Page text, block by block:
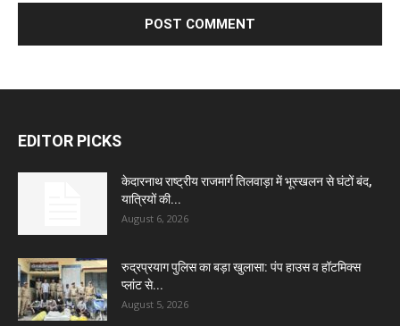
EDITOR PICKS
केदारनाथ राष्ट्रीय राजमार्ग तिलवाड़ा में भूस्खलन से घंटों बंद,
यात्रियों की...
August 6, 2026
रुद्रप्रयाग पुलिस का बड़ा खुलासा: पंप हाउस व हॉटमिक्स
प्लांट से...
August 5, 2026